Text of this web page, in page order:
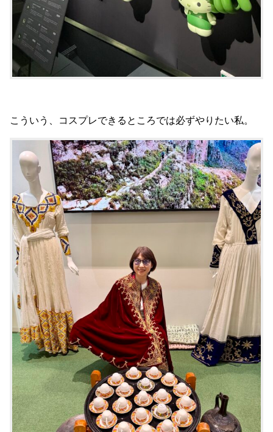
こういう、コスプレできるところでは必ずやりたい私。